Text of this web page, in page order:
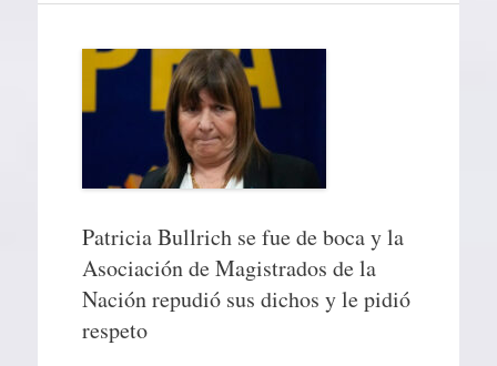
Patricia Bullrich se fue de boca y la
Asociación de Magistrados de la
Nación repudió sus dichos y le pidió
respeto